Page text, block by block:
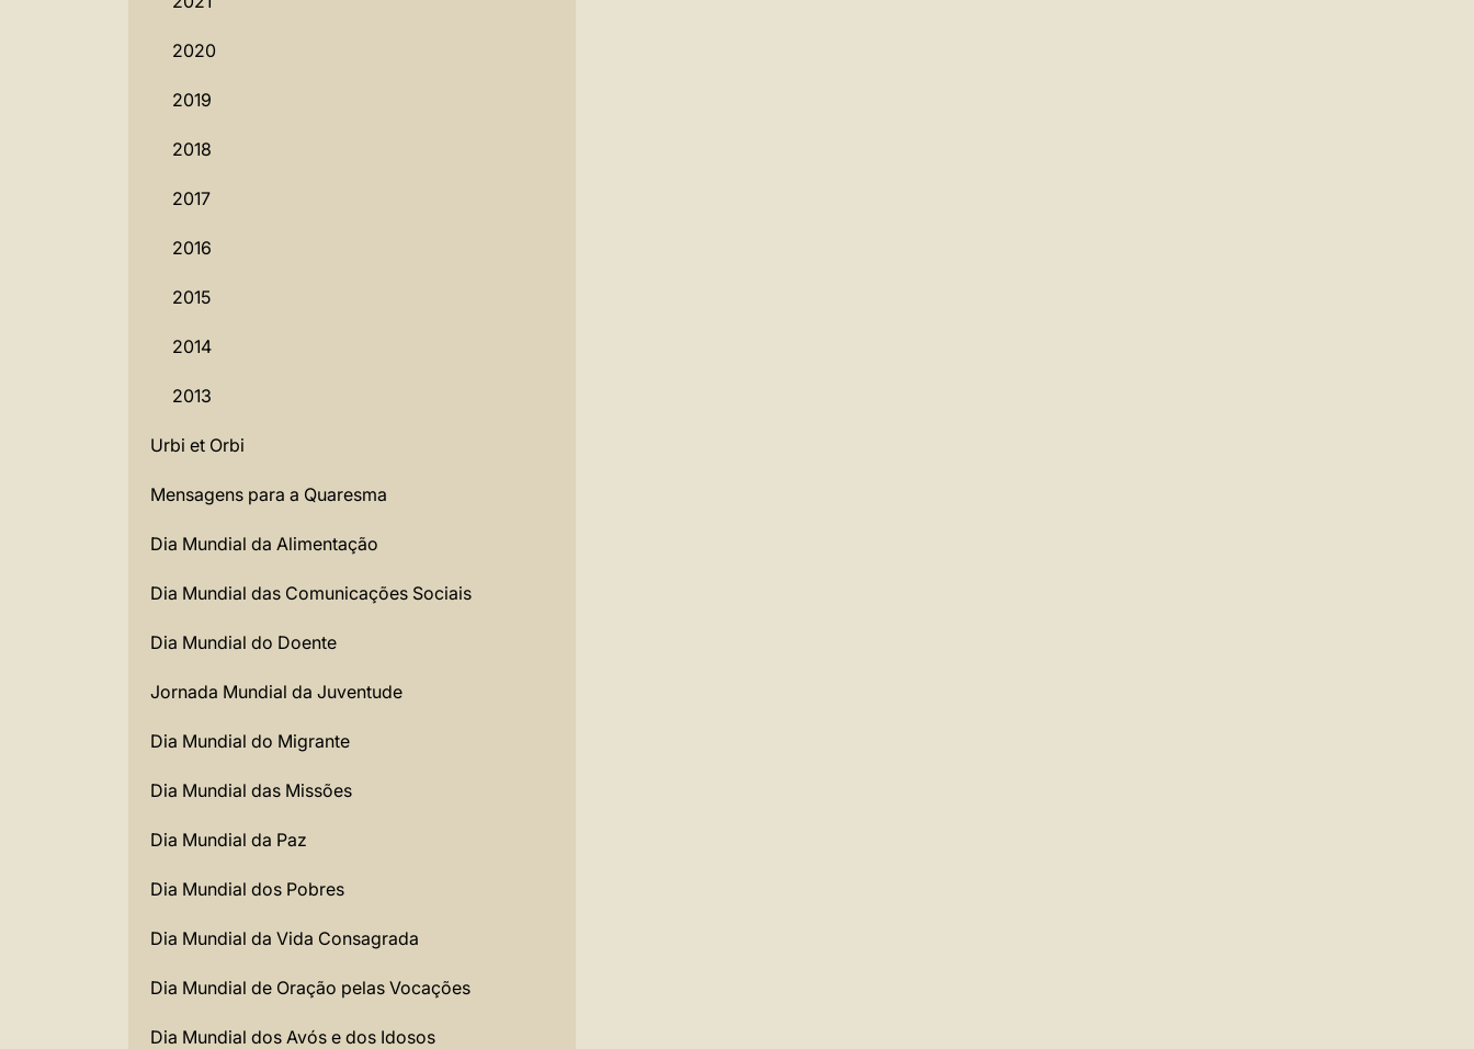
2020
2019
2018
2017
2016
2015
2014
2013
Urbi et Orbi
Mensagens para a Quaresma
Dia Mundial da Alimentação
Dia Mundial das Comunicações Sociais
Dia Mundial do Doente
Jornada Mundial da Juventude
Dia Mundial do Migrante
Dia Mundial das Missões
Dia Mundial da Paz
Dia Mundial dos Pobres
Dia Mundial da Vida Consagrada
Dia Mundial de Oração pelas Vocações
Dia Mundial dos Avós e dos Idosos